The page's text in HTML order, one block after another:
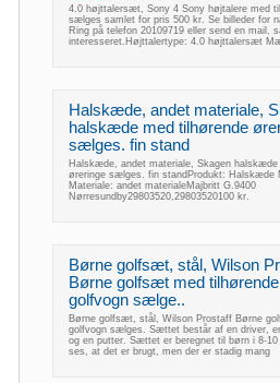
4.0 højttalersæt, Sony 4 Sony højtalere med
sælges samlet for pris 500 kr. Se billeder for
Ring på telefon 20109719 eller send en mail,
interesseret.Højttalertype: 4.0 højttalersæt
Halskæde, andet materiale,
halskæde med tilhørende
sælges. fin stand
Halskæde, andet materiale, Skagen halskæde
øreringe sælges. fin standProdukt: Halskæde
Materiale: andet materialeMajbritt G.9400
Nørresundby29803520,29803520100 kr.
Børne golfsæt, stål, Wilson
Børne golfsæt med tilhørende
golfvogn sælge..
Børne golfsæt, stål, Wilson Prostaff Børne
golfvogn sælges. Sættet består af en driver,
og en putter. Sættet er beregnet til børn i 8-
ses, at det er brugt, men der er stadig mang